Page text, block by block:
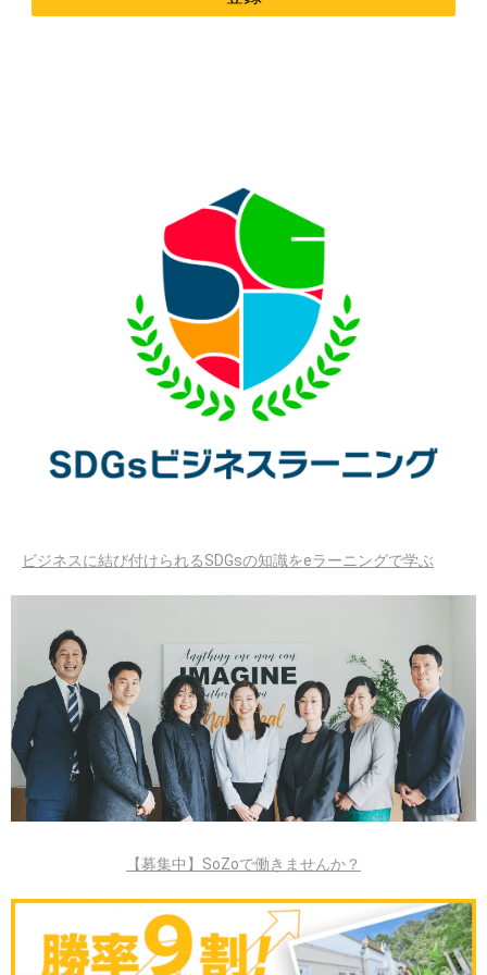
ビジネスに結び付けられるSDGsの知識をeラーニングで学ぶ
【募集中】SoZoで働きませんか？